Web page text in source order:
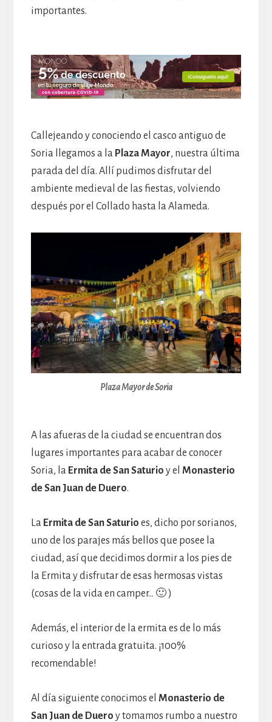
importantes.
Callejeando y conociendo el casco antiguo de
Soria llegamos a la Plaza Mayor, nuestra última
parada del día. Allí pudimos disfrutar del
ambiente medieval de las fiestas, volviendo
después por el Collado hasta la Alameda.
Plaza Mayor de Soria
A las afueras de la ciudad se encuentran dos
lugares importantes para acabar de conocer
Soria, la Ermita de San Saturio y el Monasterio
de San Juan de Duero.
La Ermita de San Saturio es, dicho por sorianos,
uno de los parajes más bellos que posee la
ciudad, así que decidimos dormir a los pies de
la Ermita y disfrutar de esas hermosas vistas
(cosas de la vida en camper… 🙂 )
Además, el interior de la ermita es de lo más
curioso y la entrada gratuita. ¡100%
recomendable!
Al día siguiente conocimos el Monasterio de
San Juan de Duero y tomamos rumbo a nuestro